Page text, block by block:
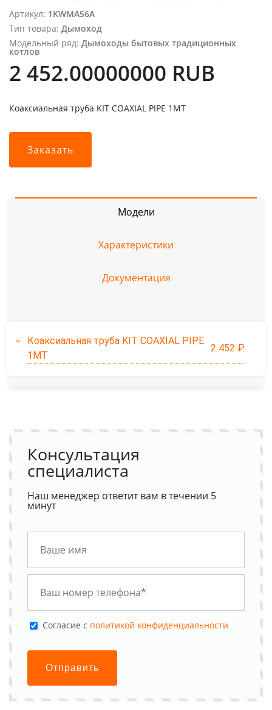
Артикул: 1KWMA56A
Тип товара: Дымоход
Модельный ряд: Дымоходы бытовых традиционных
котлов
2 452.00000000 RUB
Коаксиальная труба KIT COAXIAL PIPE 1MT
Заказать
Модели
Характеристики
Документация
Коаксиальная труба KIT COAXIAL PIPE
1MT
2 452 ₽
Консультация
специалиста
Наш менеджер ответит вам в течении 5
минут
Cогласие с политикой конфиденциальности
Отправить